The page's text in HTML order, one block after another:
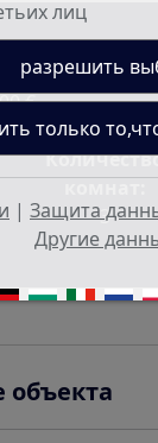
€
комнат:
3
объекта
лиц
| Защита
Другие